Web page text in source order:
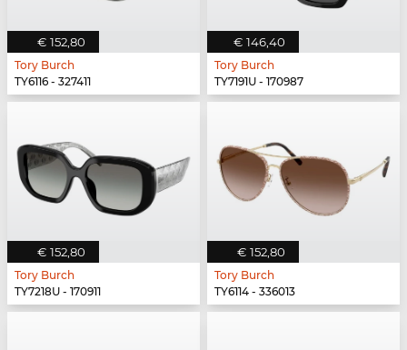
€ 152,80
Tory Burch
TY6116 - 327411
€ 146,40
Tory Burch
TY7191U - 170987
€ 152,80
Tory Burch
TY7218U - 170911
€ 152,80
Tory Burch
TY6114 - 336013